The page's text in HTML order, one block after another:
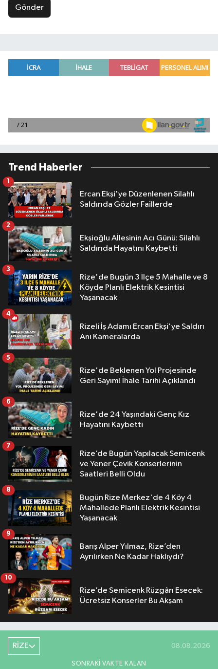
Gönder
Trend Haberler
Ercan Ekşi'ye Düzenlenen Silahlı
Saldırıda Gözler Faillerde
1
Ekşioğlu Aİlesinin Acı Günü: Silahlı
Saldırıda Hayatını Kaybetti
2
Rize'de Bugün 3 İlçe 5 Mahalle ve 8
Köyde Planlı Elektrik Kesintisi
Yaşanacak
3
Rizeli İş Adamı Ercan Ekşi'ye Saldırı
Anı Kameralarda
4
Rize'de Beklenen Yol Projesinde
Geri Sayım! İhale Tarihi Açıklandı
5
Rize'de 24 Yaşındaki Genç Kız
Hayatını Kaybetti
6
Rize’de Bugün Yapılacak Semicenk
ve Yener Çevik Konserlerinin
Saatleri Belli Oldu
7
Bugün Rize Merkez'de 4 Köy 4
Mahallede Planlı Elektrik Kesintisi
Yaşanacak
8
Barış Alper Yılmaz, Rize’den
Ayrılırken Ne Kadar Haklıydı?
9
Rize’de Semicenk Rüzgârı Esecek:
Ücretsiz Konserler Bu Akşam
10
RİZE 08.08.2026
SONRAKI VAKTE KALAN